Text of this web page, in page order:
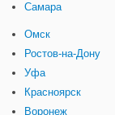
Самара
Омск
Ростов-на-Дону
Уфа
Красноярск
Воронеж